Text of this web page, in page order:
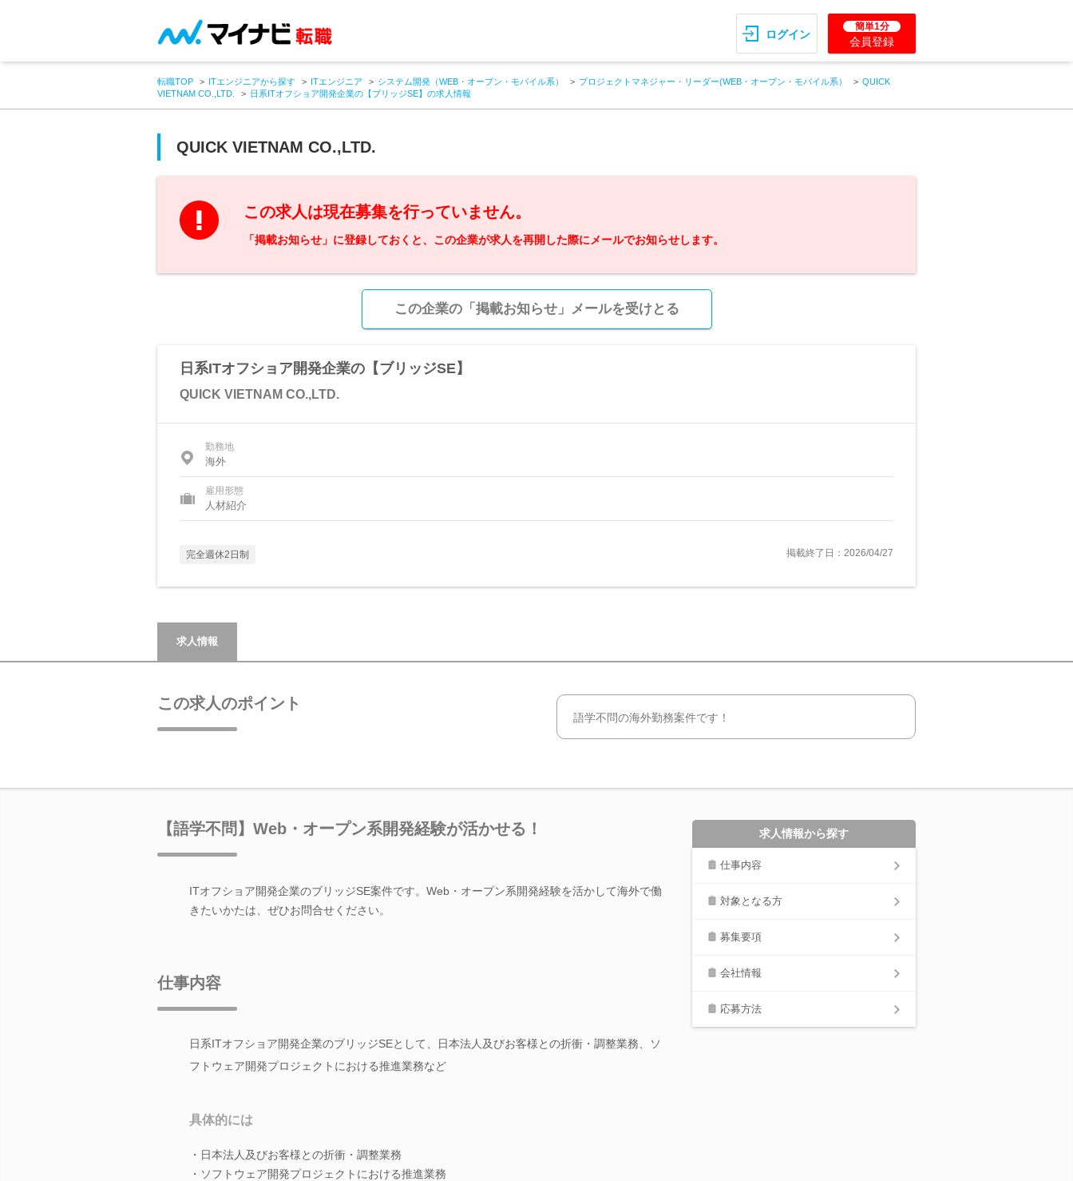
ログイン
簡単1分
会員登録
転職TOP ITエンジニアから探す ITエンジニア システム開発（WEB・オープン・モバイル系） プロジェクトマネジャー・リーダー(WEB・オープン・モバイル系）
QUICK
VIETNAM CO.,LTD.
日系ITオフショア開発企業の【ブリッジSE】の求人情報
QUICK VIETNAM CO.,LTD.
この求人は現在募集を行っていません。
「掲載お知らせ」に登録しておくと、この企業が求人を再開した際にメールでお知らせします。
この企業の「掲載お知らせ」メールを受けとる
日系ITオフショア開発企業の【ブリッジSE】
QUICK VIETNAM CO.,LTD.
勤務地
海外
雇用形態
人材紹介
完全週休2日制 掲載終了日：2026/04/27
求人情報
この求人のポイント
語学不問の海外勤務案件です！
【語学不問】Web・オープン系開発経験が活かせる！
ITオフショア開発企業のブリッジSE案件です。Web・オープン系開発経験を活かして海外で働
きたいかたは、ぜひお問合せください。
仕事内容
日系ITオフショア開発企業のブリッジSEとして、日本法人及びお客様との折衝・調整業務、ソ
フトウェア開発プロジェクトにおける推進業務など
具体的には
・日本法人及びお客様との折衝・調整業務
・ソフトウェア開発プロジェクトにおける推進業務
求人情報から探す
仕事内容
対象となる方
募集要項
会社情報
応募方法